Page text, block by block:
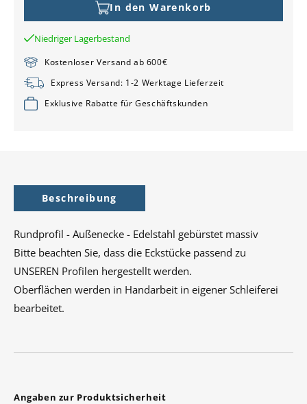
Rundprofil
Außenecke
gebürstet
Rundprofil
Außenecke
gebürstet
In den Warenkorb
Niedriger Lagerbestand
Kostenloser Versand ab 600€
Express Versand: 1-2 Werktage Lieferzeit
Exklusive Rabatte für Geschäftskunden
Beschreibung
Rundprofil - Außenecke - Edelstahl gebürstet massiv
Bitte beachten Sie, dass die Eckstücke passend zu
UNSEREN Profilen hergestellt werden.
Oberflächen werden in Handarbeit in eigener Schleiferei
bearbeitet.
Angaben zur Produktsicherheit